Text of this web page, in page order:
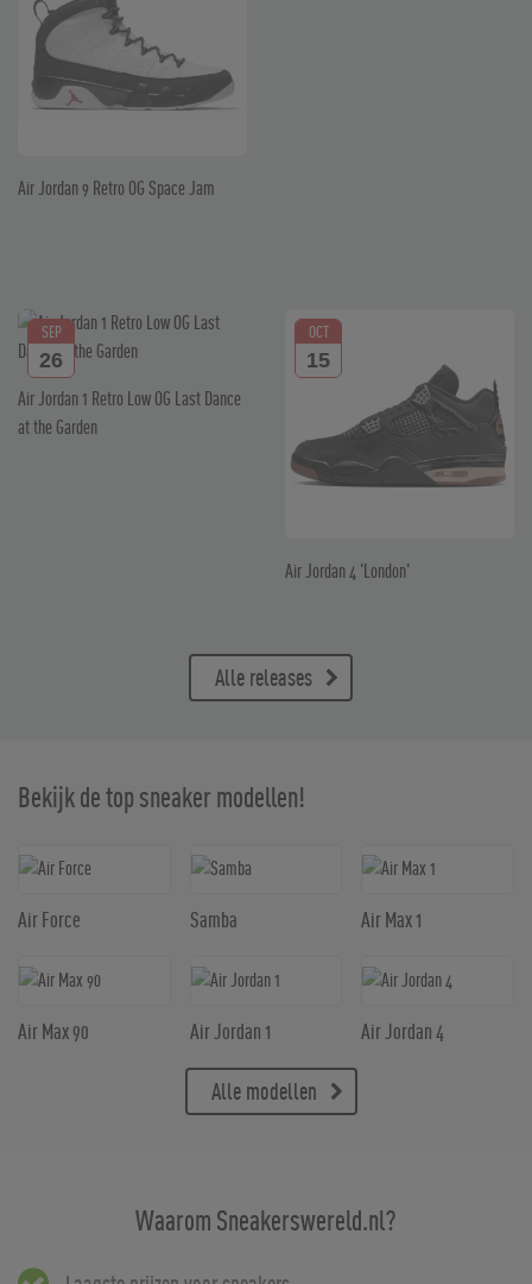
Air Jordan 9 Retro OG Space Jam
SEP
26
Air Jordan 1 Retro Low OG Last Dance
at the Garden
OCT
15
Air Jordan 4 'London'
Alle releases
Bekijk de top sneaker modellen!
Air Force Samba Air Max 1
Air Max 90 Air Jordan 1 Air Jordan 4
Alle modellen
Waarom Sneakerswereld.nl?